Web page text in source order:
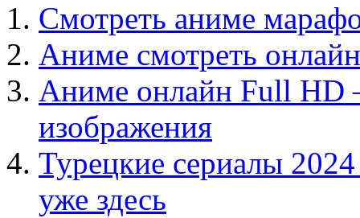
Смотреть аниме
Аниме смотреть
Аниме онлайн Full HD
изображения
Турецкие сериалы
уже здесь